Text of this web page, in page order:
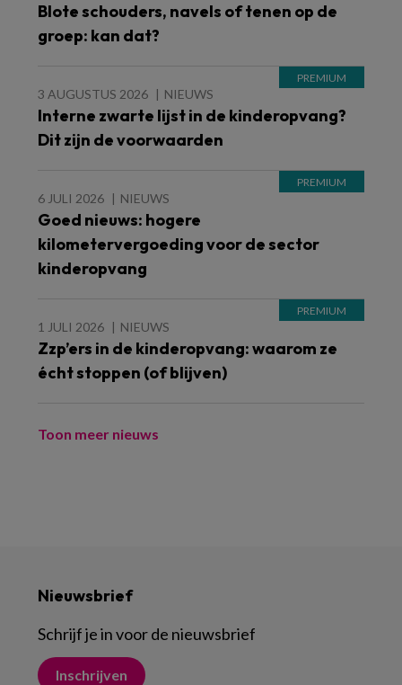
Blote schouders, navels of tenen op de
groep: kan dat?
3 AUGUSTUS 2026 NIEUWS
Interne zwarte lijst in de kinderopvang?
Dit zijn de voorwaarden
6 JULI 2026 NIEUWS
Goed nieuws: hogere
kilometervergoeding voor de sector
kinderopvang
1 JULI 2026 NIEUWS
Zzp’ers in de kinderopvang: waarom ze
écht stoppen (of blijven)
Toon meer nieuws
Nieuwsbrief
Schrijf je in voor de nieuwsbrief
Inschrijven